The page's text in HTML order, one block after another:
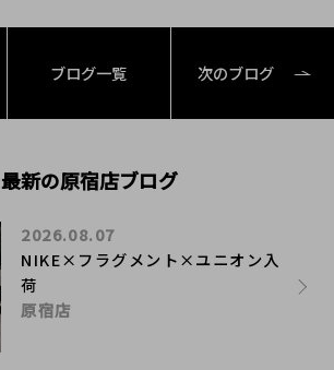
ブログ一覧 次のブログ
最新の原宿店ブログ
NIKE×フラグメント×ユニオン入
荷
2026.08.07
原宿店